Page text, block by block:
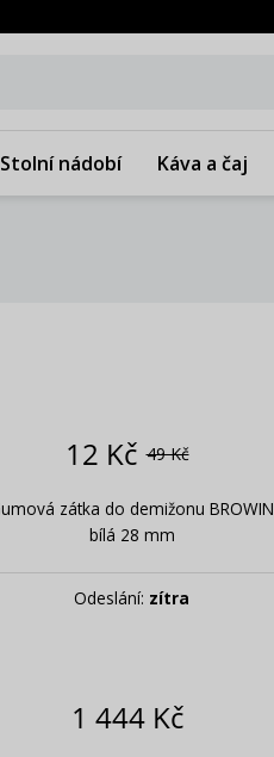
Stolní nádobí Káva a čaj
12 Kč 49 Kč
zátka do demižonu BROWIN
bílá 28 mm
Odeslání: zítra
1 444 Kč